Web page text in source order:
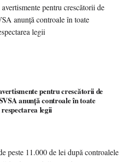
pentru crescătorii de
anunță controale în toate
legii